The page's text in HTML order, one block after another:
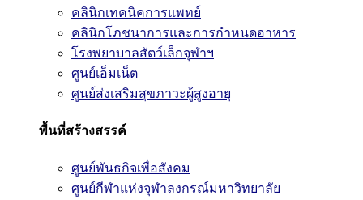
คลินิกเทคนิคการแพทย์
คลินิกโภชนาการและการกำหนดอาหาร
โรงพยาบาลสัตว์เล็กจุฬาฯ
ศูนย์เอ็มเน็ต
ศูนย์ส่งเสริมสุขภาวะผู้สูงอายุ
พื้นที่สร้างสรรค์
ศูนย์พันธกิจเพื่อสังคม
ศูนย์กีฬาแห่งจุฬาลงกรณ์มหาวิทยาลัย